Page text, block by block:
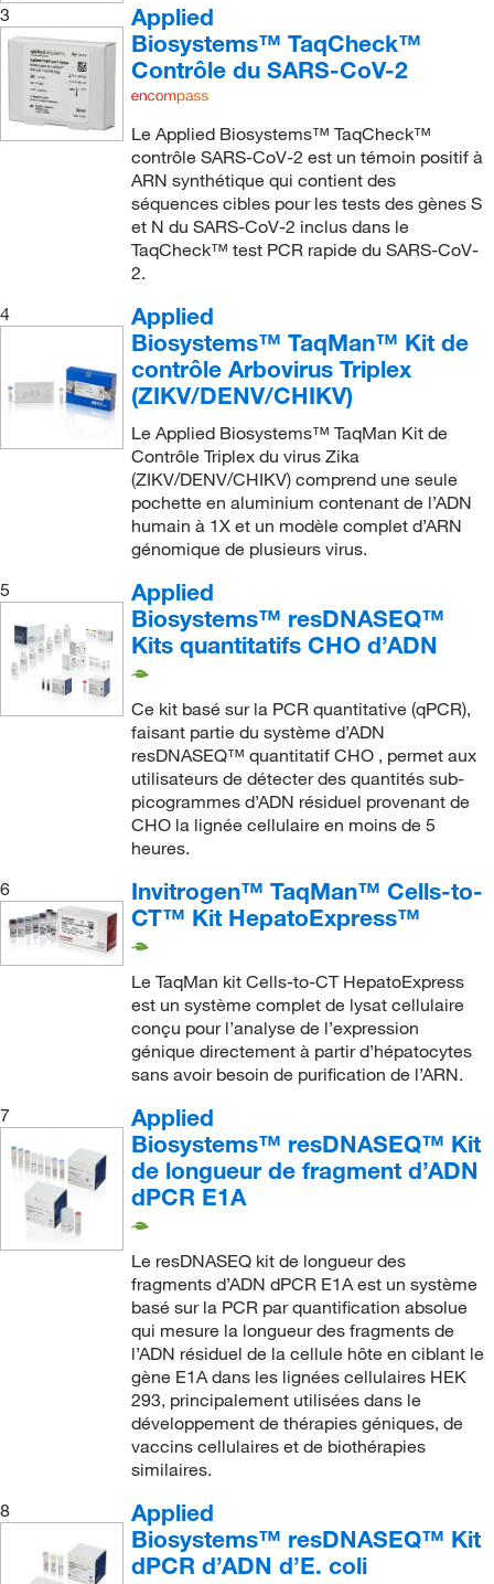
3
Applied
Biosystems™ TaqCheck™
Contrôle du SARS-CoV-2
Le Applied Biosystems™ TaqCheck™
contrôle SARS-CoV-2 est un témoin positif à
ARN synthétique qui contient des
séquences cibles pour les tests des gènes S
et N du SARS-CoV-2 inclus dans le
TaqCheck™ test PCR rapide du SARS-CoV-
2.
4
Applied
Biosystems™ TaqMan™ Kit de
contrôle Arbovirus Triplex
(ZIKV/DENV/CHIKV)
Le Applied Biosystems™ TaqMan Kit de
Contrôle Triplex du virus Zika
(ZIKV/DENV/CHIKV) comprend une seule
pochette en aluminium contenant de l’ADN
humain à 1X et un modèle complet d’ARN
génomique de plusieurs virus.
5
Applied
Biosystems™ resDNASEQ™
Kits quantitatifs CHO d’ADN
Ce kit basé sur la PCR quantitative (qPCR),
faisant partie du système d’ADN
resDNASEQ™ quantitatif CHO , permet aux
utilisateurs de détecter des quantités sub-
picogrammes d’ADN résiduel provenant de
CHO la lignée cellulaire en moins de 5
heures.
6
Invitrogen™ TaqMan™ Cells-to-
CT™ Kit HepatoExpress™
Le TaqMan kit Cells-to-CT HepatoExpress
est un système complet de lysat cellulaire
conçu pour l’analyse de l’expression
génique directement à partir d’hépatocytes
sans avoir besoin de purification de l’ARN.
7
Applied
Biosystems™ resDNASEQ™ Kit
de longueur de fragment d’ADN
dPCR E1A
Le resDNASEQ kit de longueur des
fragments d’ADN dPCR E1A est un système
basé sur la PCR par quantification absolue
qui mesure la longueur des fragments de
l’ADN résiduel de la cellule hôte en ciblant le
gène E1A dans les lignées cellulaires HEK
293, principalement utilisées dans le
développement de thérapies géniques, de
vaccins cellulaires et de biothérapies
similaires.
8
Applied
Biosystems™ resDNASEQ™ Kit
dPCR d’ADN d’E. coli